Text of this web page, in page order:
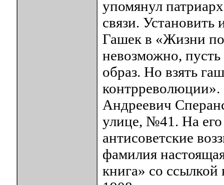
упомянул
связи.
Гашек в «Жизни
невозможно,
образ. Но взять
Андреевич
улице, №41. На
антисоветские
фамилия
книга» со